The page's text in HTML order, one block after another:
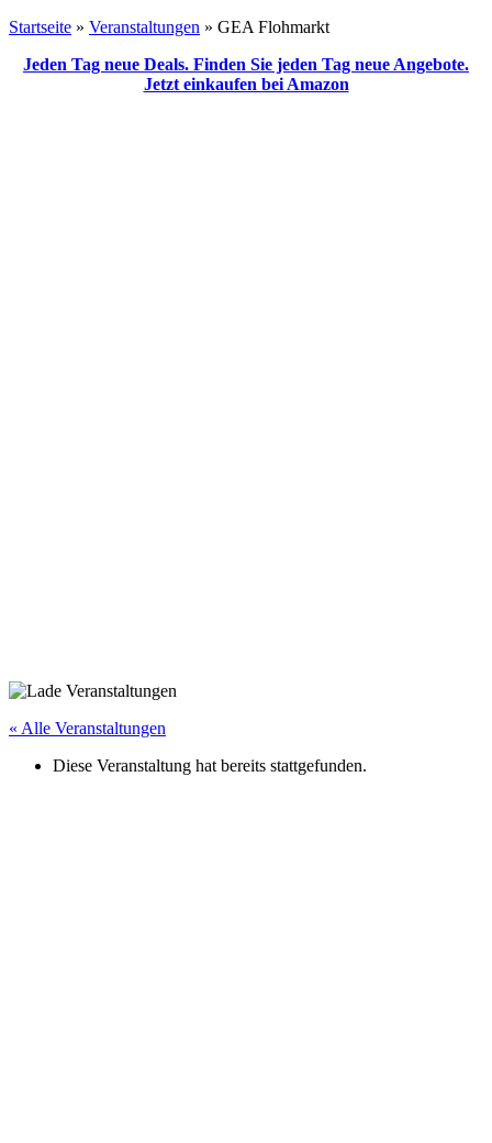
Startseite » Veranstaltungen » GEA Flohmarkt
Jeden Tag neue Deals. Finden Sie jeden Tag neue Angebote.
Jetzt einkaufen bei Amazon
« Alle Veranstaltungen
Diese Veranstaltung hat bereits stattgefunden.